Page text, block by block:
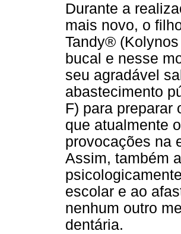
Durante a
mais novo, o
Tandy®
bucal e nesse
seu agradável
abastecimento
F) para preparar
que atualmente
provocações na
Assim, também
escolar e ao
nenhum outro
dentária.